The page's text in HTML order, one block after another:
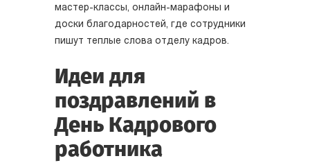
мастер-классы, онлайн-марафоны и
доски благодарностей, где сотрудники
пишут теплые слова отделу кадров.
Идеи для
поздравлений в
День Кадрового
работника